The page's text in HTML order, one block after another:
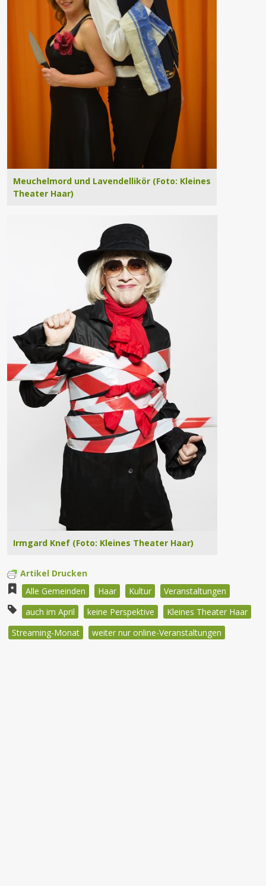
Meuchelmord und Lavendellikör (Foto: Kleines
Theater Haar)
Irmgard Knef (Foto: Kleines Theater Haar)
Artikel Drucken
Alle Gemeinden
Haar Kultur
Veranstaltungen
auch im April
keine Perspektive
Kleines Theater Haar
Streaming-Monat
weiter nur online-Veranstaltungen